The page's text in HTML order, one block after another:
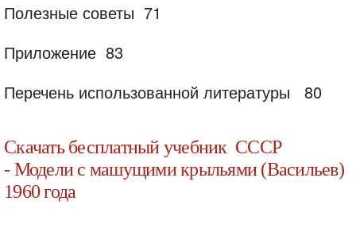
Полезные советы 71
Приложение 83
Перечень использованной литературы
80
Скачать бесплатный учебник СССР
- Модели с машущими крыльями (Васильев)
1960 года